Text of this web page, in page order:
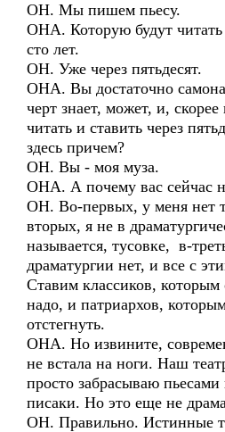
ОН. Мы пишем пьесу.
ОНА. Которую будут читать
сто лет.
ОН. Уже через пятьдесят.
ОНА. Вы достаточно
черт знает, может, и, скорее
читать и ставить через
здесь причем?
ОН. Вы - моя муза.
ОНА. А почему вас сейчас
ОН. Во-первых, у меня нет
вторых, я не в
называется, тусовке, в-
драматургии нет, и все с
Ставим классиков, которым
надо, и патриархов,
отстегнуть.
ОНА. Но извините,
не встала на ноги. Наш
просто забрасываю пьесами
писаки. Но это еще не
ОН. Правильно. Истинные